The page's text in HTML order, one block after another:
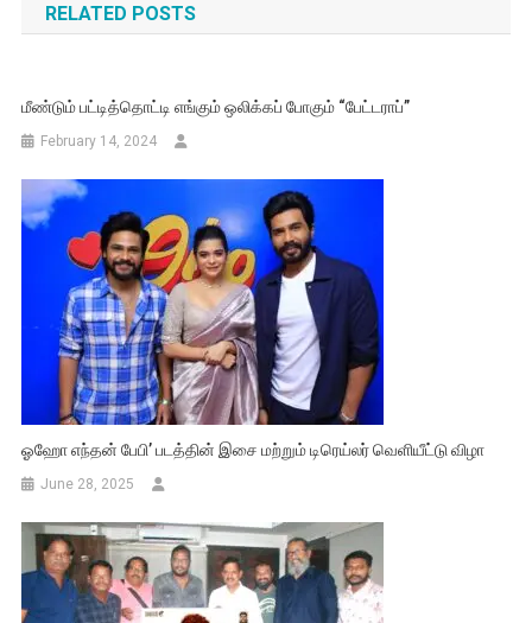
RELATED POSTS
மீண்டும் பட்டித்தொட்டி எங்கும் ஒலிக்கப் போகும் “பேட்டராப்”
February 14, 2024
ஓஹோ எந்தன் பேபி’ படத்தின் இசை மற்றும் டிரெய்லர் வெளியீட்டு விழா
June 28, 2025